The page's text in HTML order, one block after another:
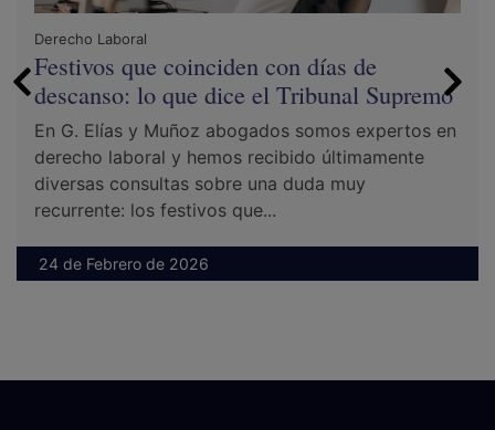
Derecho Laboral
Festivos que coinciden con días de
descanso: lo que dice el Tribunal Supremo
En G. Elías y Muñoz abogados somos expertos en
derecho laboral y hemos recibido últimamente
diversas consultas sobre una duda muy
recurrente: los festivos que...
24 de Febrero de 2026